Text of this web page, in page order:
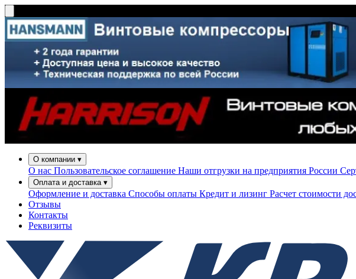
О компании ▾
О нас Пользовательское соглашение Наши отгрузки на предприятия России
Оплата и доставка ▾
Оформление и доставка Способы оплаты Кредит и лизинг Расчет стоимости
Отзывы
Контакты
Реквизиты